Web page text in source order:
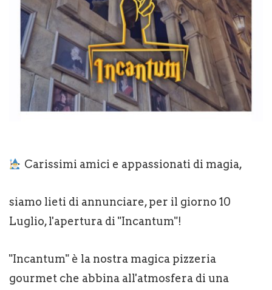
Carissimi amici e appassionati di magia,
siamo lieti di annunciare, per il giorno 10
Luglio, l'apertura di "Incantum"!
"Incantum" è la nostra magica pizzeria
gourmet che abbina all'atmosfera di una